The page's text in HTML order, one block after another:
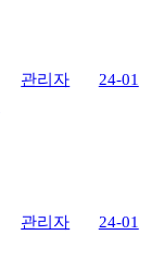
관리자 24-01
관리자 24-01